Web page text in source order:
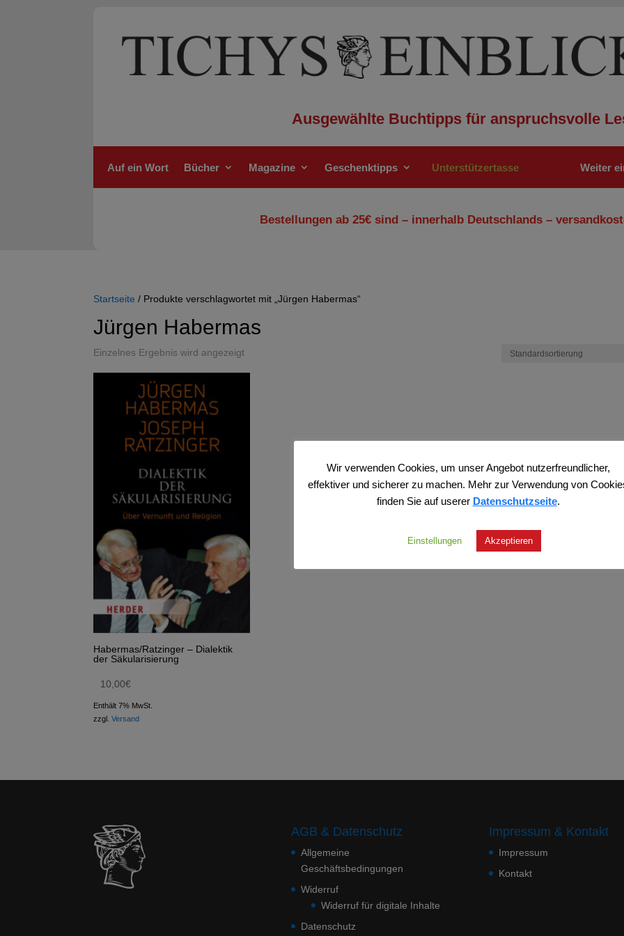
Ausgewählte Buchtipps für anspruchsvolle
Auf ein Wort Bücher Magazine Geschenktipps Unterstützertasse Weiter
Bestellungen ab 25€ sind – innerhalb Deutschlands –
Startseite / Produkte verschlagwortet mit „Jürgen Habermas“
Jürgen Habermas
Einzelnes Ergebnis wird angezeigt
Habermas/Ratzinger – Dialektik
der Säkularisierung
10,00€
Enthält 7% MwSt.
zzgl.Versand
AGB & Datenschutz
Allgemeine
Geschäftsbedingungen
Widerruf
Widerruf für digitale Inhalte
Datenschutz
Impressum & Kontakt
Impressum
Kontakt
Wir verwenden Cookies, um unser Angebot nutzerfreundlicher,
effektiver und sicherer zu machen. Mehr zur Verwendung von
finden Sie auf userer Datenschutzseite.
Einstellungen Akzeptieren